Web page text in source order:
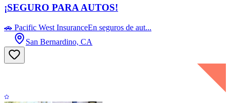
¡SEGURO PARA AUTOS!
🚗 Pacific West InsuranceEn seguros de aut...
San Bernardino, CA